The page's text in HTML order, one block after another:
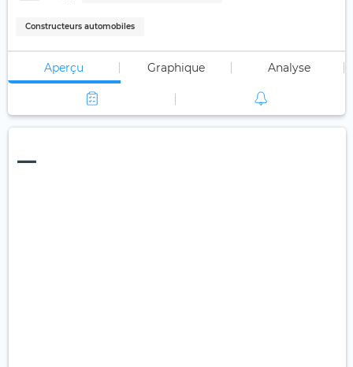
Constructeurs automobiles
Aperçu Graphique Analyse
—